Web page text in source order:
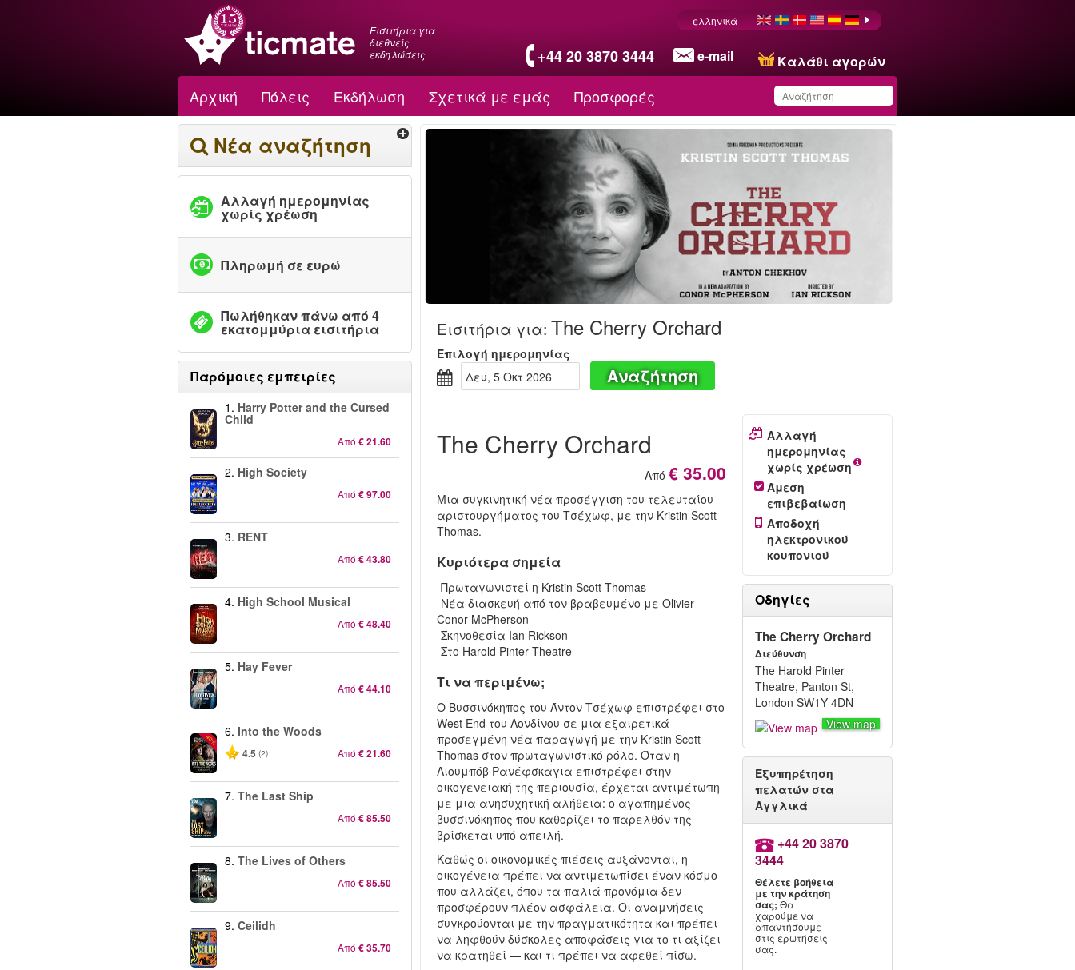
Εισιτήρια για
διεθνείς
εκδηλώσεις
+44 20 3870 3444 e-mail Καλάθι αγορών
ελληνικά
Αρχική Πόλεις Εκδήλωση Σχετικά με εμάς Προσφορές
Έχετε αποθηκεύσει
αυτό το προϊόν στη
Νέα αναζήτηση
Αλλαγή ημερομηνίας
χωρίς χρέωση
Πληρωμή σε ευρώ
Πωλήθηκαν πάνω από 4
εκατομμύρια εισιτήρια
Παρόμοιες εμπειρίες
1. Harry Potter and the Cursed
Child
Από € 21.60
2. High Society
Από € 97.00
3. RENT
Από € 43.80
4. High School Musical
Από € 48.40
5. Hay Fever
Από € 44.10
-40%
6. Into the Woods
4.5 (2) Από € 21.60
7. The Last Ship
Από € 85.50
8. The Lives of Others
Από € 85.50
9. Ceilidh
Από € 35.70
Εισιτήρια για:The Cherry Orchard
Επιλογή ημερομηνίας
Δευ, 5 Οκτ 2026
Αναζήτηση
The Cherry Orchard
Από € 35.00
Μια συγκινητική νέα προσέγγιση του τελευταίου
αριστουργήματος του Τσέχωφ, με την Kristin Scott
Thomas.
Κυριότερα σημεία
-Πρωταγωνιστεί η Kristin Scott Thomas
-Νέα διασκευή από τον βραβευμένο με Olivier
Conor McPherson
-Σκηνοθεσία Ian Rickson
-Στο Harold Pinter Theatre
Τι να περιμένω;
Ο Βυσσινόκηπος του Άντον Τσέχωφ επιστρέφει στο
West End του Λονδίνου σε μια εξαιρετικά
προσεγμένη νέα παραγωγή με την Kristin Scott
Thomas στον πρωταγωνιστικό ρόλο. Όταν η
Λιουμπόβ Ρανέφσκαγια επιστρέφει στην
οικογενειακή της περιουσία, έρχεται αντιμέτωπη
με μια ανησυχητική αλήθεια: ο αγαπημένος
βυσσινόκηπος που καθορίζει το παρελθόν της
βρίσκεται υπό απειλή.
Καθώς οι οικονομικές πιέσεις αυξάνονται, η
οικογένεια πρέπει να αντιμετωπίσει έναν κόσμο
που αλλάζει, όπου τα παλιά προνόμια δεν
προσφέρουν πλέον ασφάλεια. Οι αναμνήσεις
συγκρούονται με την πραγματικότητα και πρέπει
να ληφθούν δύσκολες αποφάσεις για το τι αξίζει
να κρατηθεί — και τι πρέπει να αφεθεί πίσω.
Αλλαγή
ημερομηνίας
χωρίς χρέωση
Άμεση
επιβεβαίωση
Αποδοχή
ηλεκτρονικού
κουπονιού
Οδηγίες
The Cherry Orchard
Διεύθυνση
The Harold Pinter
Theatre, Panton St,
London SW1Y 4DN
View map
Εξυπηρέτηση
πελατών στα
Αγγλικά
+44 20 3870
3444
Θέλετε βοήθεια
με την κράτηση
σας; Θα
χαρούμε να
απαντήσουμε
στις ερωτήσεις
σας.